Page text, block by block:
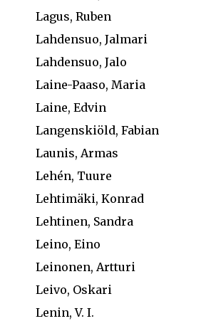
Lagus, Ruben
Lahdensuo, Jalmari
Lahdensuo, Jalo
Laine-Paaso, Maria
Laine, Edvin
Langenskiöld, Fabian
Launis, Armas
Lehén, Tuure
Lehtimäki, Konrad
Lehtinen, Sandra
Leino, Eino
Leinonen, Artturi
Leivo, Oskari
Lenin, V. I.